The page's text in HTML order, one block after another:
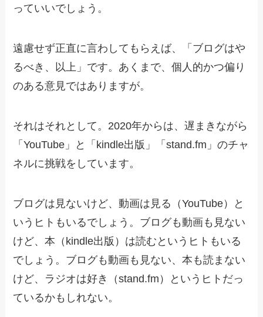
っていいでしょう。
遠慮せず正直に言わしてもらえば、「ブログはや
るべき、以上」です。あくまで、個人的かつ偏り
のある意見ではありますが。
それはそれとして。2020年からは、遅まきながら
「YouTube」と「kindle出版」「stand.fm」のチャ
ネルに挑戦をしています。
ブログは見ないけど、動画は見る（YouTube）と
いうヒトもいるでしょう。ブログも動画も見ない
けど、本（kindle出版）は読むというヒトもいる
でしょう。ブログも動画も見ない、本も読まない
けど、ラジオは好き（stand.fm）というヒトだっ
ているかもしれない。